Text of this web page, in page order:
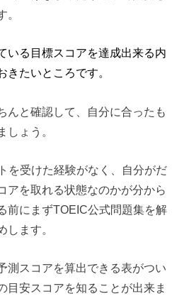
。
いる目標スコアを達成出来る内
きたいところです。
んと確認して、自分に合ったも
しょう。
を受けた経験がなく、自分がだ
アを取れる状態なのかが分から
前にまずTOEIC公式問題集を解
します。
測スコアを算出できる表がつい
目安スコアを知ることが出来ま